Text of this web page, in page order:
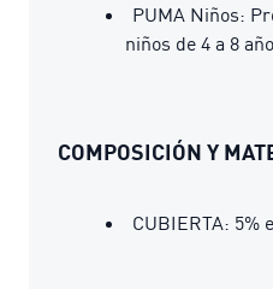
PUMA Niños:
niños de 4 a 8
COMPOSICIÓN Y
CUBIERTA: 5%